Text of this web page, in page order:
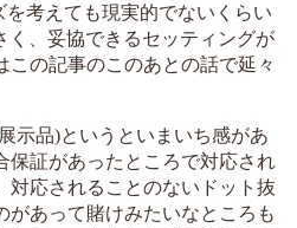
を考えても現実的でないくらい
く、妥協できるセッティングが
の記事のこのあとの話で延々
示品)というといまいち感があ
保証があったところで対応され
対応されることのないドット抜
があって賭けみたいなところも